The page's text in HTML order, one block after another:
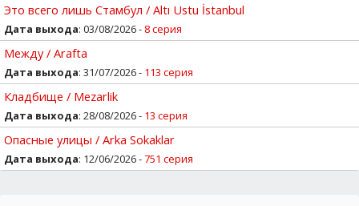
Это всего лишь Стамбул / Altı Ustu İstanbul
Дата выхода: 03/08/2026 - 8 серия
Между / Arafta
Дата выхода: 31/07/2026 - 113 серия
Кладбище / Mezarlik
Дата выхода: 28/08/2026 - 13 серия
Опасные улицы / Arka Sokaklar
Дата выхода: 12/06/2026 -751 серия